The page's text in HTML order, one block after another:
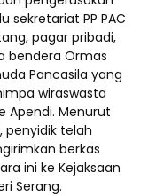
sekretariat PP PAC
pagar pribadi,
bendera Ormas
Pancasila yang
wiraswasta
Apendi. Menurut
penyidik telah
berkas
ini ke Kejaksaan
Serang.